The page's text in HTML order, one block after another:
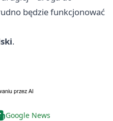
będzie funkcjonować
.
Google News